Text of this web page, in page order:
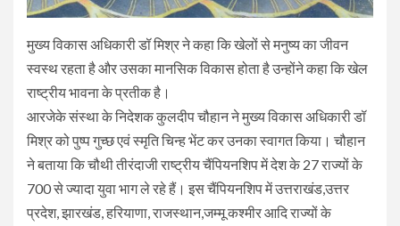
मुख्य विकास अधिकारी डॉ मिश्र ने कहा कि खेलों से मनुष्य का जीवन
स्वस्थ रहता है और उसका मानसिक विकास होता है उन्होंने कहा कि खेल
राष्ट्रीय भावना के प्रतीक है।
आरजेके संस्था के निदेशक कुलदीप चौहान ने मुख्य विकास अधिकारी डॉ
मिश्र को पुष्प गुच्छ एवं स्मृति चिन्ह भेंट कर उनका स्वागत किया। चौहान
ने बताया कि चौथी तीरंदाजी राष्ट्रीय चैंपियनशिप में देश के 27 राज्यों के
700 से ज्यादा युवा भाग ले रहे हैं। इस चैंपियनशिप में उत्तराखंड,उत्तर
प्रदेश, झारखंड, हरियाणा, राजस्थान,जम्मू कश्मीर आदि राज्यों के